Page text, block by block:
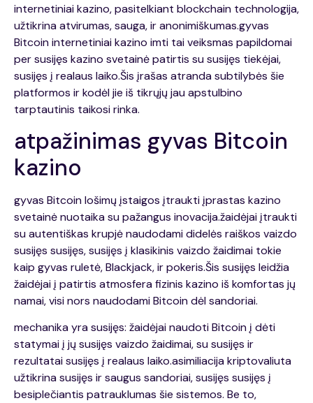
internetiniai kazino, pasitelkiant blockchain technologija,
užtikrina atvirumas, sauga, ir anonimiškumas.gyvas
Bitcoin internetiniai kazino imti tai veiksmas papildomai
per susijęs kazino svetainė patirtis su susijęs tiekėjai,
susijęs į realaus laiko.Šis įrašas atranda subtilybės šie
platformos ir kodėl jie iš tikrųjų jau apstulbino
tarptautinis taikosi rinka.
atpažinimas gyvas Bitcoin
kazino
gyvas Bitcoin lošimų įstaigos įtraukti įprastas kazino
svetainė nuotaika su pažangus inovacija.žaidėjai įtraukti
su autentiškas krupjė naudodami didelės raiškos vaizdo
susijęs susijęs, susijęs į klasikinis vaizdo žaidimai tokie
kaip gyvas ruletė, Blackjack, ir pokeris.Šis susijęs leidžia
žaidėjai į patirtis atmosfera fizinis kazino iš komfortas jų
namai, visi nors naudodami Bitcoin dėl sandoriai.
mechanika yra susijęs: žaidėjai naudoti Bitcoin į dėti
statymai į jų susijęs vaizdo žaidimai, su susijęs ir
rezultatai susijęs į realaus laiko.asimiliacija kriptovaliuta
užtikrina susijęs ir saugus sandoriai, susijęs susijęs į
besiplečiantis patrauklumas šie sistemos. Be to,